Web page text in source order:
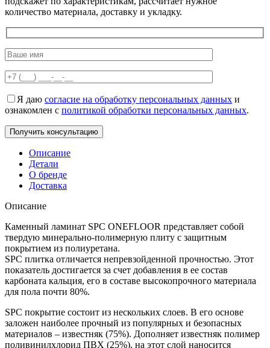
количество материала, доставку и укладку.
Я даю согласие на обработку персональных данных и
ознакомлен с политикой обработки персональных данных.
Описание
Детали
О бренде
Доставка
Описание
Каменный ламинат SPC ONEFLOOR представляет собой
твердую минерально-полимерную плиту с защитным
покрытием из полиуретана.
SPC плитка отличается непревзойденной прочностью. Этот
показатель достигается за счет добавления в ее состав
карбоната кальция, его в составе высокопрочного материала
для пола почти 80%.
SPC покрытие состоит из нескольких слоев. В его основе
заложен наиболее прочный из популярных и безопасных
материалов – известняк (75%). Дополняет известняк полимер
поливинилхлорид ПВХ (25%), на этот слой наносится